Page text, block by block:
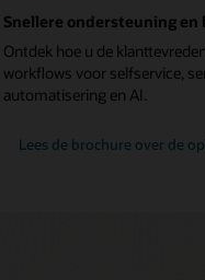
Snellere ondersteuning
Ontdek hoe u de
workflows voor selfservice,
automatisering en AI.
Lees de brochure over de